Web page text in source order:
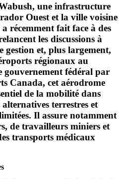
une infrastructure
Ouest et la ville voisine
récemment fait face à des
les discussions à
gestion et, plus largement,
régionaux au
fédéral par
Canada, cet aérodrome
de la mobilité dans
terrestres et
Il assure notamment
de travailleurs miniers et
transports médicaux